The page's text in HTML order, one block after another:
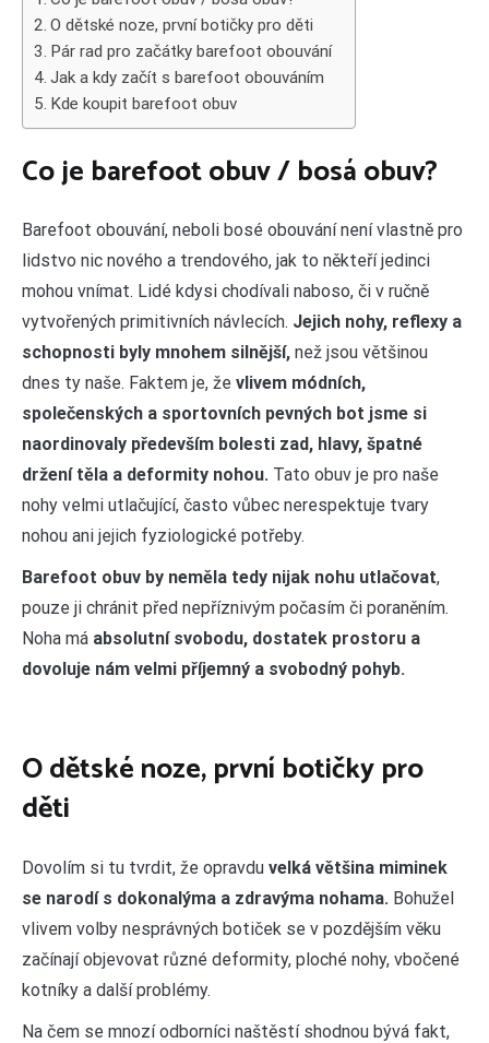
O dětské noze, první botičky pro děti
Pár rad pro začátky barefoot obouvání
Jak a kdy začít s barefoot obouváním
Kde koupit barefoot obuv
Co je barefoot obuv / bosá obuv?
Barefoot obouvání, neboli bosé obouvání není vlastně pro
lidstvo nic nového a trendového, jak to někteří jedinci
mohou vnímat. Lidé kdysi chodívali naboso, či v ručně
vytvořených primitivních návlecích. Jejich nohy, reflexy a
schopnosti byly mnohem silnější, než jsou většinou
dnes ty naše. Faktem je, že vlivem módních,
společenských a sportovních pevných bot jsme si
naordinovaly především bolesti zad, hlavy, špatné
držení těla a deformity nohou. Tato obuv je pro naše
nohy velmi utlačující, často vůbec nerespektuje tvary
nohou ani jejich fyziologické potřeby.
Barefoot obuv by neměla tedy nijak nohu utlačovat,
pouze ji chránit před nepříznivým počasím či poraněním.
Noha má absolutní svobodu, dostatek prostoru a
dovoluje nám velmi příjemný a svobodný pohyb.
O dětské noze, první botičky pro
děti
Dovolím si tu tvrdit, že opravdu velká většina miminek
se narodí s dokonalýma a zdravýma nohama. Bohužel
vlivem volby nesprávných botiček se v pozdějším věku
začínají objevovat různé deformity, ploché nohy, vbočené
kotníky a další problémy.
Na čem se mnozí odborníci naštěstí shodnou bývá fakt,